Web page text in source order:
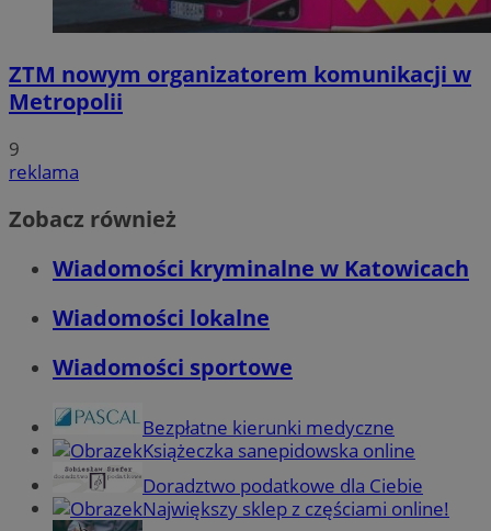
ZTM nowym organizatorem komunikacji w
Metropolii
9
reklama
Zobacz również
Wiadomości kryminalne w Katowicach
Wiadomości lokalne
Wiadomości sportowe
Bezpłatne kierunki medyczne
Książeczka sanepidowska online
Doradztwo podatkowe dla Ciebie
Największy sklep z częściami online!